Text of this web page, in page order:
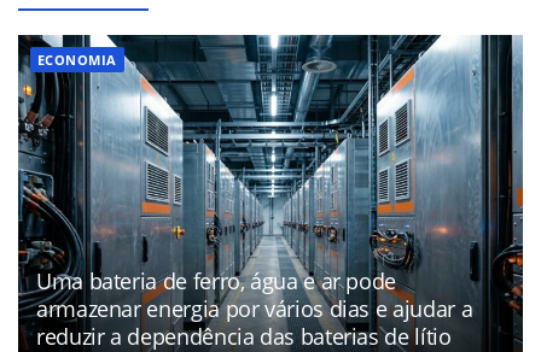
ECONOMIA
Uma bateria de ferro, água e ar pode
armazenar energia por vários dias e ajudar a
reduzir a dependência das baterias de lítio